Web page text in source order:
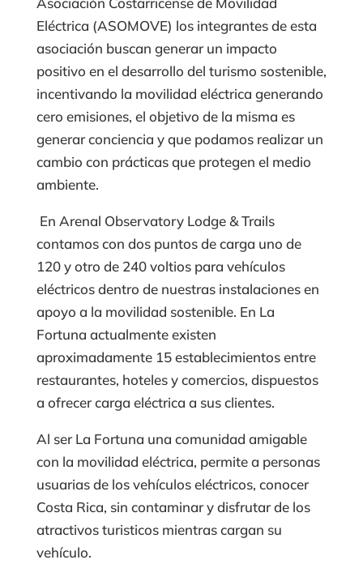
Eléctrica (ASOMOVE) los integrantes de esta
asociación buscan generar un impacto
positivo en el desarrollo del turismo sostenible,
incentivando la movilidad eléctrica generando
cero emisiones, el objetivo de la misma es
generar conciencia y que podamos realizar un
cambio con prácticas que protegen el medio
ambiente.
En Arenal Observatory Lodge & Trails
contamos con dos puntos de carga uno de
120 y otro de 240 voltios para vehículos
eléctricos dentro de nuestras instalaciones en
apoyo a la movilidad sostenible. En La
Fortuna actualmente existen
aproximadamente 15 establecimientos entre
restaurantes, hoteles y comercios, dispuestos
a ofrecer carga eléctrica a sus clientes.
Al ser La Fortuna una comunidad amigable
con la movilidad eléctrica, permite a personas
usuarias de los vehículos eléctricos, conocer
Costa Rica, sin contaminar y disfrutar de los
atractivos turisticos mientras cargan su
vehículo.